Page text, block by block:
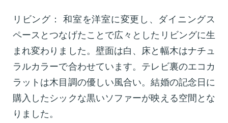
リビング： 和室を洋室に変更し、ダイニングス
ペースとつなげたことで広々としたリビングに生
まれ変わりました。壁面は白、床と幅木はナチュ
ラルカラーで合わせています。テレビ裏のエコカ
ラットは木目調の優しい風合い。結婚の記念日に
購入したシックな黒いソファーが映える空間とな
りました。